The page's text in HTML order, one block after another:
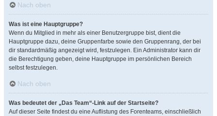
Nach oben
Was ist eine Hauptgruppe?
Wenn du Mitglied in mehr als einer Benutzergruppe bist, dient die
Hauptgruppe dazu, deine Gruppenfarbe sowie den Gruppenrang, der bei
dir standardmäßig angezeigt wird, festzulegen. Ein Administrator kann dir
die Berechtigung geben, deine Hauptgruppe im persönlichen Bereich
selbst festzulegen.
Nach oben
Was bedeutet der „Das Team“-Link auf der Startseite?
Auf dieser Seite findest du eine Auflistung des Forenteams, einschließlich